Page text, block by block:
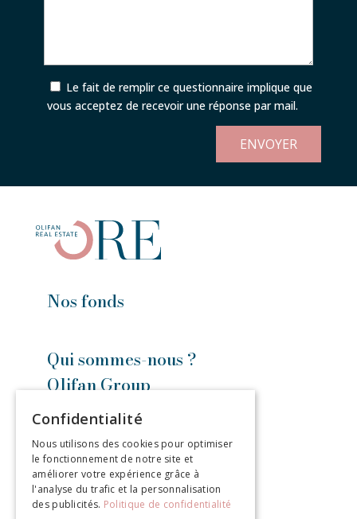
Le fait de remplir ce questionnaire implique que
vous acceptez de recevoir une réponse par mail.
Nos fonds
Qui sommes-nous ?
Olifan Group
Contact
Confidentialité
Nous utilisons des cookies pour optimiser
le fonctionnement de notre site et
améliorer votre expérience grâce à
l'analyse du trafic et la personnalisation
des publicités. Politique de confidentialité